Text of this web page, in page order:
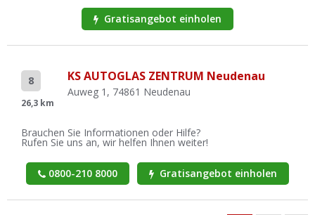
Gratisangebot einholen
8
26,3 km
KS AUTOGLAS ZENTRUM Neudenau
Auweg 1, 74861 Neudenau
Brauchen Sie Informationen oder Hilfe?
Rufen Sie uns an, wir helfen Ihnen weiter!
0800-210 8000 Gratisangebot einholen